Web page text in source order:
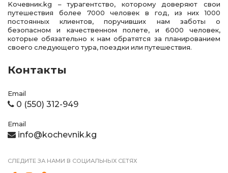
Kочевник.kg – турагентство, которому доверяют свои
путешествия более 7000 человек в год, из них 1000
постоянных клиентов, поручивших нам заботы о
безопасном и качественном полете, и 6000 человек,
которые обязательно к нам обратятся за планированием
своего следующего тура, поездки или путешествия.
Контакты
Email
0 (550) 312-949
Email
info@kochevnik.kg
СЛЕДИТЕ ЗА НАМИ В СОЦИАЛЬНЫХ СЕТЯХ